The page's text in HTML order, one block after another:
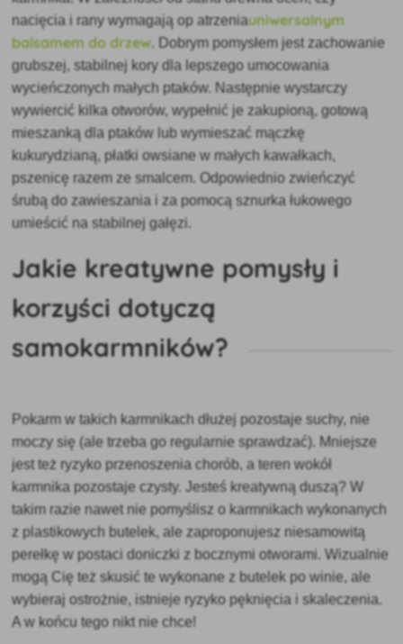
nacięcia i rany wymagają opatrzeniauniwersalnym
balsamem do drzew. Dobrym pomysłem jest zachowanie
grubszej, stabilnej kory dla lepszego umocowania
wycieńczonych małych ptaków. Następnie wystarczy
wywiercić kilka otworów, wypełnić je zakupioną, gotową
mieszanką dla ptaków lub wymieszać mączkę
kukurydzianą, płatki owsiane w małych kawałkach,
pszenicę razem ze smalcem. Odpowiednio zwieńczyć
śrubą do zawieszania i za pomocą sznurka łukowego
umieścić na stabilnej gałęzi.
Jakie kreatywne pomysły i
korzyści dotyczą
samokarmników?
Pokarm w takich karmnikach dłużej pozostaje suchy, nie
moczy się (ale trzeba go regularnie sprawdzać). Mniejsze
jest też ryzyko przenoszenia chorób, a teren wokół
karmnika pozostaje czysty. Jesteś kreatywną duszą? W
takim razie nawet nie pomyślisz o karmnikach wykonanych
z plastikowych butelek, ale zaproponujesz niesamowitą
perełkę w postaci doniczki z bocznymi otworami. Wizualnie
mogą Cię też skusić te wykonane z butelek po winie, ale
wybieraj ostrożnie, istnieje ryzyko pęknięcia i skaleczenia.
A w końcu tego nikt nie chce!